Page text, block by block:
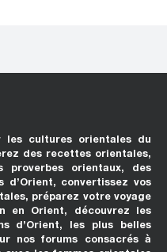
les cultures orientales du
des recettes orientales,
proverbes orientaux, des
d’Orient, convertissez vos
préparez votre voyage
en Orient, découvrez les
d’Orient, les plus belles
nos forums consacrés à